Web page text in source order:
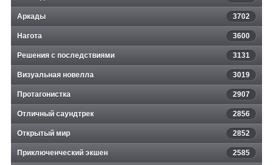
Аркады 3702
Нагота 3600
Решения с последствиями 3131
Визуальная новелла 3019
Протагонистка 2907
Отличный саундтрек 2856
Открытый мир 2852
Приключенческий экшен 2585